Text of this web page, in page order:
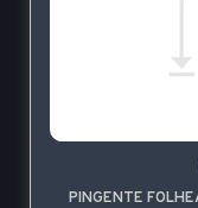
PINGENTE